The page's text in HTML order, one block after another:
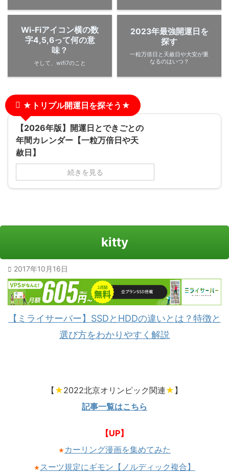
Wi-Fiアイコン横の数
字4,5,6って何の意
味？
そして、wifi7のこと
2023年最強開運日を
探す
一粒万倍日と天赦日や大安が重
なるのはいつ？
★トリプル開運日を探そう★
【2026年版】開運日とできごとの
年間カレンダー【一粒万倍日や天
赦日】
続きを見る
kitty
2017年10月16日
【ミライサーバー】SSDとHDDの違いとは？特徴と
選び方をわかりやすく解説
【 ★2022北京オリンピック関連★ 】
記事一覧はこちら
【UP】
★ カーリング漫画を集めてみた
★ スーツ規定にギモン【ノルディック複合】